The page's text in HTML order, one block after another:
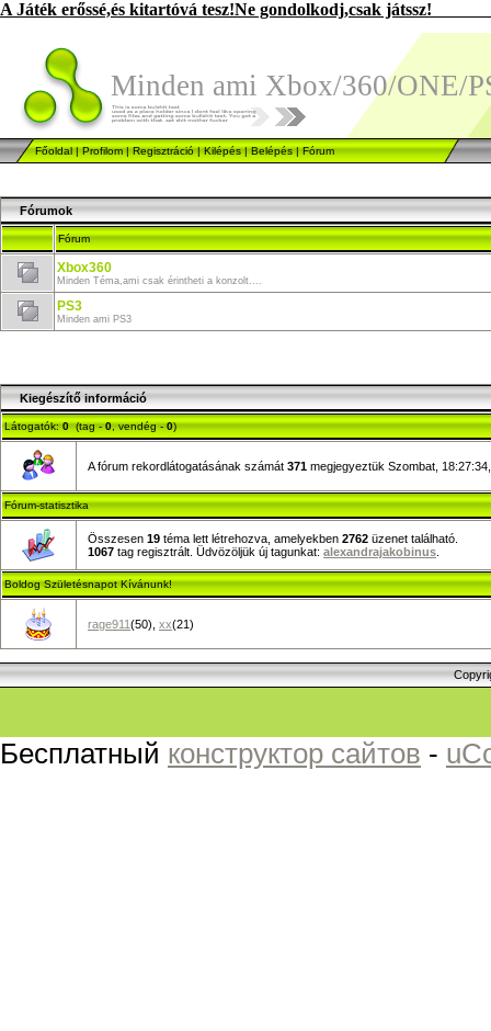
A Játék erőssé,és kitartóvá tesz!Ne gondolkodj,csak játssz!
Minden ami Xbox/360/ONE/
Főoldal |Profilom|Regisztráció |Kilépés|Belépés|Fórum
Fórumok
Fórum
Xbox360
Minden Téma,ami csak érintheti a konzolt....
PS3
Minden ami PS3
Kiegészítő információ
Látogatók:0(tag -0, vendég -0)
A fórum rekordlátogatásának számát 371 megjegyeztük Szombat,
Fórum-statisztika
Összesen 19 téma lett létrehozva, amelyekben 2762 üzenet található.
1067 tag regisztrált. Üdvözöljük új tagunkat: alexandrajakobinus
Boldog Születésnapot Kívánunk!
rage911(50) xx(21)
Бесплатный конструктор сайтов -